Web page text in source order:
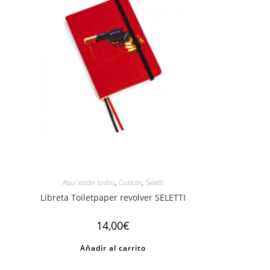
Aquí están todos, Cosicas, Seletti
Libreta Toiletpaper revolver SELETTI
14,00€
Añadir al carrito